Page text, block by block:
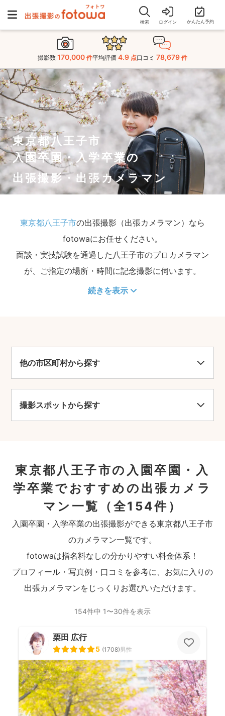
検索 ログイン かんたん予約
撮影数 170,000 件平均評価 4.9 点口コミ 78,679 件
東京都八王子市
入園卒園・入学卒業の
出張撮影・出張カメラマン
東京都八王子市の出張撮影（出張カメラマン）なら
fotowaにお任せください。
面談・実技試験を通過した八王子市のプロカメラマン
が、ご指定の場所・時間に記念撮影に伺います。
続きを表示
他の市区町村から探す
撮影スポットから探す
東京都八王子市の入園卒園・入
学卒業でおすすめの出張カメラ
マン一覧
（全154件）
入園卒園・入学卒業の出張撮影ができる東京都八王子市
のカメラマン一覧です。
fotowaは指名料なしの分かりやすい料金体系！
プロフィール・写真例・口コミを参考に、お気に入りの
出張カメラマンをじっくりお選びいただけます。
154件中 1〜30件を表示
栗田 広行
5 (1708)男性